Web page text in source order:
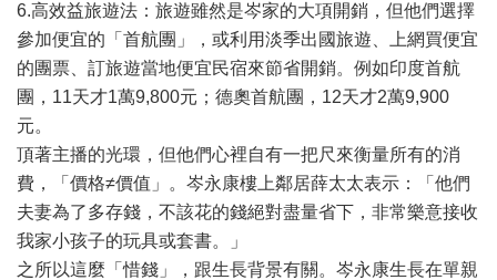
6.高效益旅遊法：旅遊雖然是岑家的大項開銷，但他們選擇
參加便宜的「首航團」，或利用淡季出國旅遊、上網買便宜
的團票、訂旅遊當地便宜民宿來節省開銷。例如印度首航
團，11天才1萬9,800元；德奧首航團，12天才2萬9,900
元。
頂著主播的光環，但他們心裡自有一把尺來衡量所有的消
費，「價格≠價值」。岑永康樓上鄰居薛太太表示：「他們
夫妻為了多存錢，不該花的錢絕對盡量省下，非常樂意接收
我家小孩子的玩具或套書。」
之所以這麼「惜錢」，跟生長背景有關。岑永康生長在單親